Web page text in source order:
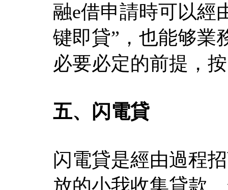
融e借申請時可以經
键即貸”，也能够業
必要必定的前提，
五、闪電貸
闪電貸是經由過程
放的小我收集貸款